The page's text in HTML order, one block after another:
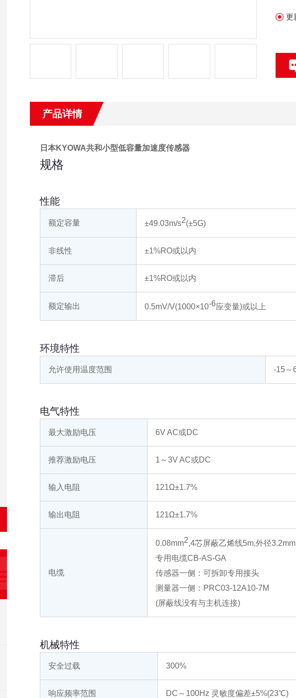
更
产品详情
日本KYOWA共和小型低容量加速度传感器
规格
性能
额定容量 ±49.03m/s2(±5G)
非线性 ±1%RO或以内
滞后 ±1%RO或以内
额定输出 0.5mV/V(1000×10-6应变量)或以上
环境特性
允许使用温度范围 -15
电气特性
最大激励电压 6V AC或DC
推荐激励电压 1～3V AC或DC
输入电阻 121Ω±1.7%
输出电阻 121Ω±1.7%
电缆
0.08mm2,4芯屏蔽乙烯线5m,外径
专用电缆CB-AS-GA
传感器一侧：可拆卸专用接头
测量器一侧：PRC03-12A10-7M
(屏蔽线没有与主机连接)
机械特性
安全过载 300%
响应频率范围 DC～100Hz 灵敏度偏差±5%(23℃)